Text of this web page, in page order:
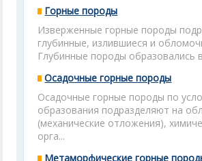
Горные породы
Изверженные горные породы
глубинные, излившиеся и
Глубинные породы образовались
Осадочные горные породы
Осадочные горные породы по
образования подразделяют на
(механические отложения),
орга...
Метаморфические горные